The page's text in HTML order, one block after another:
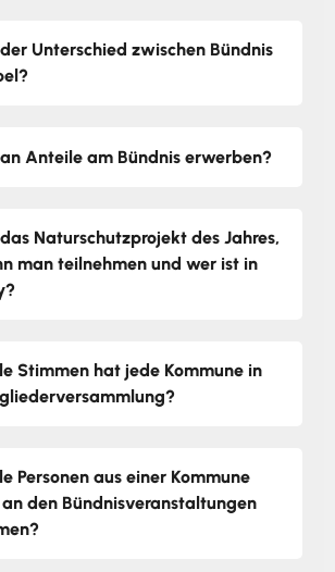
Unterschied zwischen Bündnis
Anteile am Bündnis erwerben?
Naturschutzprojekt des Jahres,
man teilnehmen und wer ist in
Stimmen hat jede Kommune in
Personen aus einer Kommune
an den Bündnisveranstaltungen